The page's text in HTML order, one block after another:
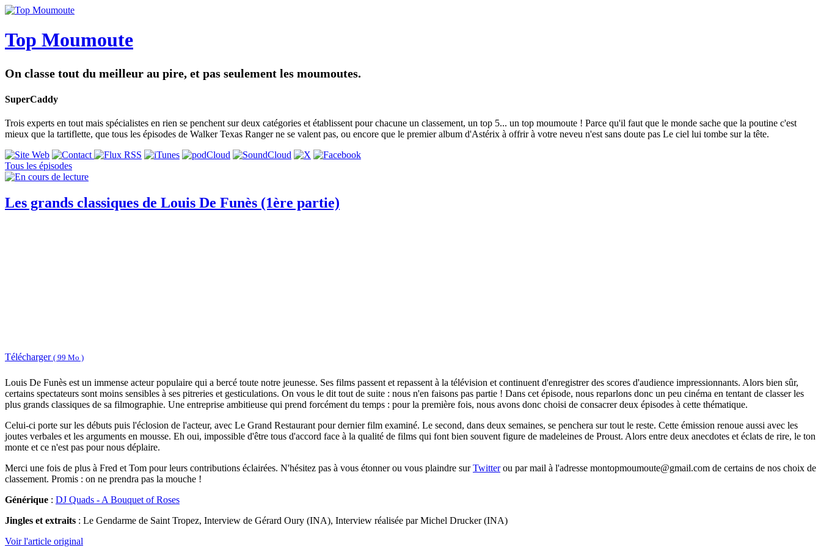
Top Moumoute
On classe tout du meilleur au pire, et pas seulement les moumoutes.
SuperCaddy
Trois experts en tout mais spécialistes en rien se penchent sur deux catégories et établissent pour chacune un classement, un top 5... un top moumoute ! Parce qu'il faut que le monde sache que la poutine c'est
mieux que la tartiflette, que tous les épisodes de Walker Texas Ranger ne se valent pas, ou encore que le premier album d'Astérix à offrir à votre neveu n'est sans doute pas Le ciel lui tombe sur la tête.
Tous les épisodes
Les grands classiques de Louis De Funès (1ère partie)
Télécharger ( 99 Mo )
Louis De Funès est un immense acteur populaire qui a bercé toute notre jeunesse. Ses films passent et repassent à la télévision et continuent d'enregistrer des scores d'audience impressionnants. Alors bien sûr,
certains spectateurs sont moins sensibles à ses pitreries et gesticulations. On vous le dit tout de suite : nous n'en faisons pas partie ! Dans cet épisode, nous reparlons donc un peu cinéma en tentant de classer les
plus grands classiques de sa filmographie. Une entreprise ambitieuse qui prend forcément du temps : pour la première fois, nous avons donc choisi de consacrer deux épisodes à cette thématique.
Celui-ci porte sur les débuts puis l'éclosion de l'acteur, avec Le Grand Restaurant pour dernier film examiné. Le second, dans deux semaines, se penchera sur tout le reste. Cette émission renoue aussi avec les
joutes verbales et les arguments en mousse. Eh oui, impossible d'être tous d'accord face à la qualité de films qui font bien souvent figure de madeleines de Proust. Alors entre deux anecdotes et éclats de rire, le ton
monte et ce n'est pas pour nous déplaire.
Merci une fois de plus à Fred et Tom pour leurs contributions éclairées. N'hésitez pas à vous étonner ou vous plaindre surTwitterou par mail à l'adresse montopmoumoute@gmail.com de certains de nos choix de
classement. Promis : on ne prendra pas la mouche !
Générique : DJ Quads - A Bouquet of Roses
Jingles et extraits : Le Gendarme de Saint Tropez, Interview de Gérard Oury (INA), Interview réalisée par Michel Drucker (INA)
Voir l'article original